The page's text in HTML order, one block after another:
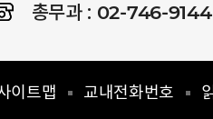
총무과 : 02-746-9144
이트맵 교내전화번호